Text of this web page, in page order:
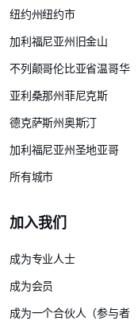
纽约州纽约市
加利福尼亚州旧金山
不列颠哥伦比亚省温哥华
亚利桑那州菲尼克斯
德克萨斯州奥斯汀
加利福尼亚州圣地亚哥
所有城市
加入我们
成为专业人士
成为会员
成为一个合伙人（参与者